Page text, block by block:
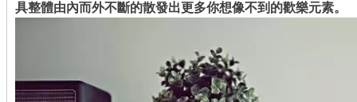
具整體由內而外不斷的散發出更多你想像不到的歡樂元素。